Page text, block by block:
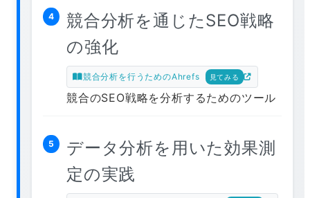
4
競合分析を通じたSEO戦略
の強化
競合分析を行うためのAhrefs 見てみる
競合のSEO戦略を分析するためのツール
5
データ分析を用いた効果測
定の実践